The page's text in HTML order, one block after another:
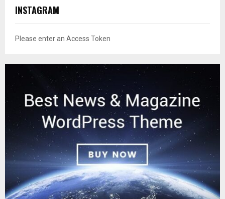
INSTAGRAM
Please enter an Access Token